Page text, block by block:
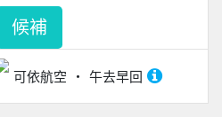
可依航空 午去早回
候補